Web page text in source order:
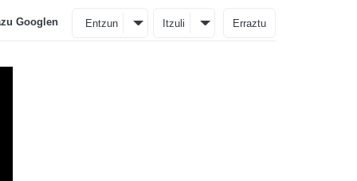
Googlen Entzun Itzuli Erraztu